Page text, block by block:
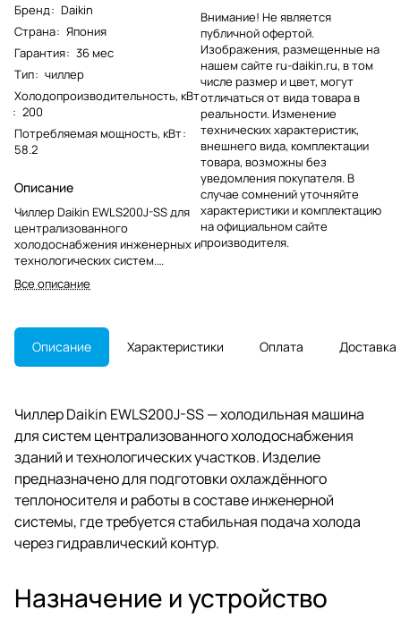
Бренд: Daikin
Страна: Япония
Гарантия: 36 мес
Тип: чиллер
Холодопроизводительность, кВт
: 200
Потребляемая мощность, кВт:
58.2
Описание
Чиллер Daikin EWLS200J-SS для
централизованного
холодоснабжения инженерных и
технологических систем.
Стационарное оборудование
Daikin, снятое с производства.
Все описание
Внимание! Не является
публичной офертой.
Изображения, размещенные на
нашем сайте ru-daikin.ru, в том
числе размер и цвет, могут
отличаться от вида товара в
реальности. Изменение
технических характеристик,
внешнего вида, комплектации
товара, возможны без
уведомления покупателя. В
случае сомнений уточняйте
характеристики и комплектацию
на официальном сайте
производителя.
Описание Характеристики Оплата Доставка
Чиллер Daikin EWLS200J-SS — холодильная машина
для систем централизованного холодоснабжения
зданий и технологических участков. Изделие
предназначено для подготовки охлаждённого
теплоносителя и работы в составе инженерной
системы, где требуется стабильная подача холода
через гидравлический контур.
Назначение и устройство